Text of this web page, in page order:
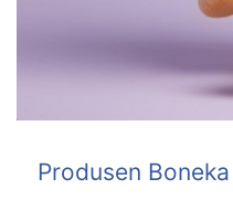
Produsen